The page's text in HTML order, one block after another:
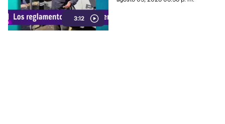
3:12